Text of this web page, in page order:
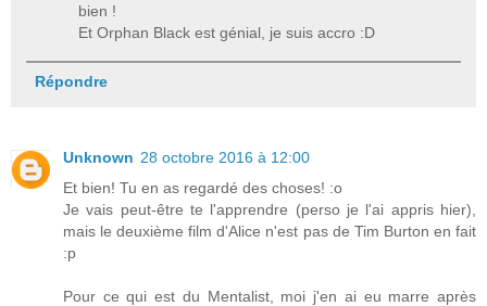
bien !
Et Orphan Black est génial, je suis accro :D
Répondre
Unknown 28 octobre 2016 à 12:00
Et bien! Tu en as regardé des choses! :o
Je vais peut-être te l'apprendre (perso je l'ai appris hier),
mais le deuxième film d'Alice n'est pas de Tim Burton en fait
:p
Pour ce qui est du Mentalist, moi j'en ai eu marre après